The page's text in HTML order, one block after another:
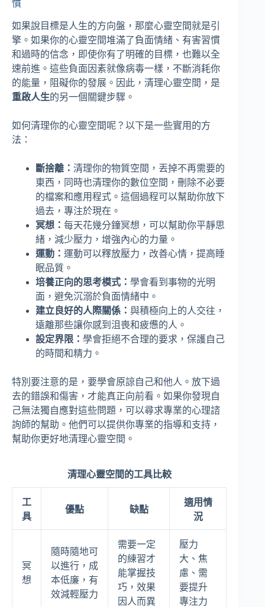
慣
如果說目標是人生的方向盤，那麼心靈空間就是引
擎。如果你的心靈空間堆滿了負面情緒、有害習慣
和過時的信念，即使你有了明確的目標，也難以全
速前進。這些負面因素就像病毒一樣，不斷消耗你
的能量，阻礙你的發展。因此，清理心靈空間，是
重啟人生的另一個關鍵步驟。
如何清理你的心靈空間呢？以下是一些實用的方
法：
斷捨離： 清理你的物質空間，丟掉不再需要的
東西，同時也清理你的數位空間，刪除不必要
的檔案和應用程式。這個過程可以幫助你放下
過去，專注於現在。
冥想： 每天花幾分鐘冥想，可以幫助你平靜思
緒，減少壓力，增強內心的力量。
運動： 運動可以釋放壓力，改善心情，提高睡
眠品質。
培養正向的思考模式： 學會看到事物的光明
面，避免沉溺於負面情緒中。
建立良好的人際關係： 與積極向上的人交往，
遠離那些讓你感到沮喪和疲憊的人。
設定界限： 學會拒絕不合理的要求，保護自己
的時間和精力。
特別要注意的是，要學會原諒自己和他人。放下過
去的錯誤和傷害，才能真正向前看。如果你發現自
己無法獨自應對這些問題，可以尋求專業的心理諮
詢師的幫助。他們可以提供你專業的指導和支持，
幫助你更好地清理心靈空間。
清理心靈空間的工具比較
工
具
優點 缺點
適用情
況
冥
想
隨時隨地可
以進行，成
本低廉，有
效減輕壓力
需要一定
的練習才
能掌握技
巧，效果
因人而異
壓力
大、焦
慮、需
要提升
專注力